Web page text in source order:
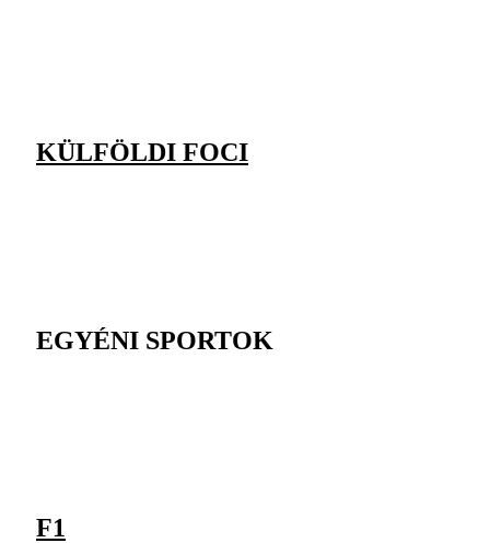
KÜLFÖLDI FOCI
EGYÉNI SPORTOK
F1